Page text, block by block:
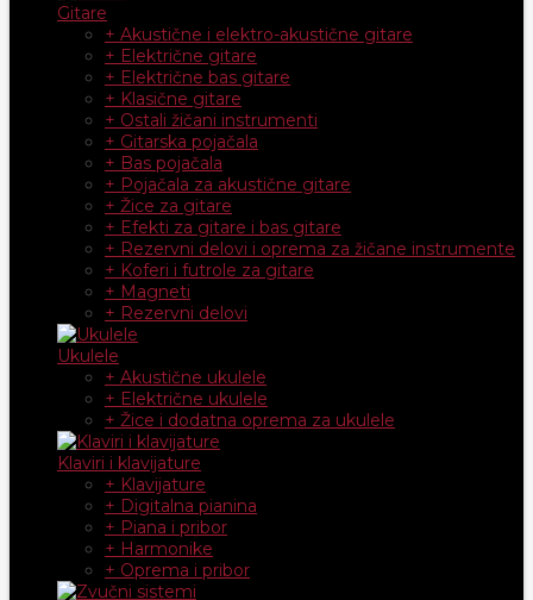
Gitare
+ Akustične i elektro-akustične gitare
+ Električne gitare
+ Električne bas gitare
+ Klasične gitare
+ Ostali žičani instrumenti
+ Gitarska pojačala
+ Bas pojačala
+ Pojačala za akustične gitare
+ Žice za gitare
+ Efekti za gitare i bas gitare
+ Rezervni delovi i oprema za žičane instrumente
+ Koferi i futrole za gitare
+ Magneti
+ Rezervni delovi
Ukulele
+ Akustične ukulele
+ Električne ukulele
+ Žice i dodatna oprema za ukulele
Klaviri i klavijature
+ Klavijature
+ Digitalna pianina
+ Piana i pribor
+ Harmonike
+ Oprema i pribor